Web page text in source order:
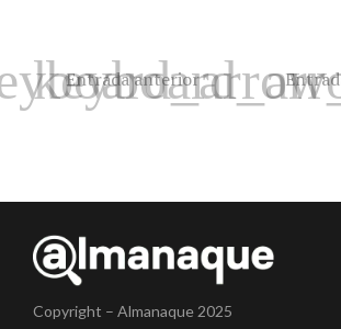
Entrada anterior
Copyright – Almanaque 2025